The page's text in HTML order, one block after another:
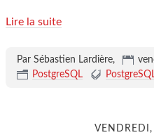
Lire la suite
Par Sébastien Lardière,
PostgreSQL